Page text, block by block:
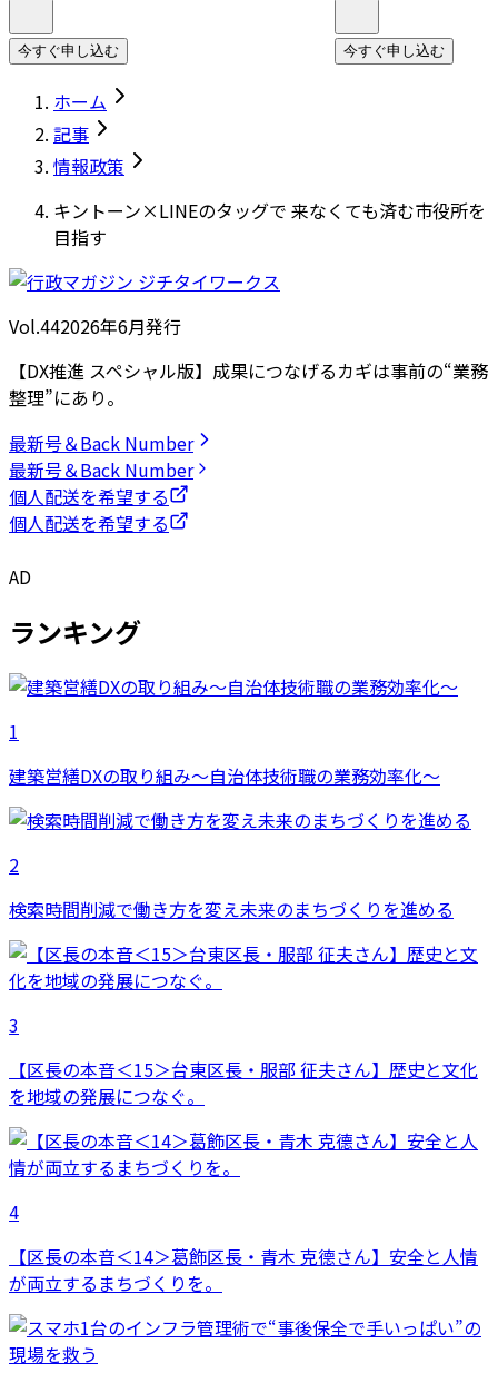
今すぐ申し込む 今すぐ申し込む
ホーム
記事
情報政策
キントーン×LINEのタッグで 来なくても済む市役所を
目指す
Vol.442026年6月発行
【DX推進 スペシャル版】成果につなげるカギは事前の“業務
整理”にあり。
最新号＆Back Number
最新号＆Back Number
個人配送を希望する
個人配送を希望する
AD
ランキング
1
建築営繕DXの取り組み～自治体技術職の業務効率化～
2
検索時間削減で働き方を変え未来のまちづくりを進める
3
【区長の本音＜15＞台東区長・服部 征夫さん】歴史と文化
を地域の発展につなぐ。
4
【区長の本音＜14＞葛飾区長・青木 克德さん】安全と人情
が両立するまちづくりを。